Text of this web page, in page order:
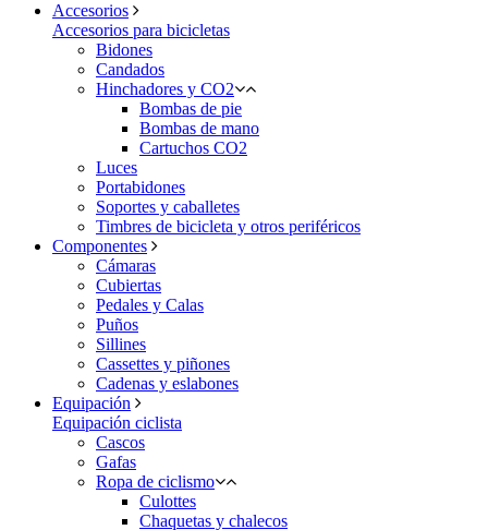
Accesorios
Accesorios para bicicletas
Bidones
Candados
Hinchadores y CO2
Bombas de pie
Bombas de mano
Cartuchos CO2
Luces
Portabidones
Soportes y caballetes
Timbres de bicicleta y otros periféricos
Componentes
Cámaras
Cubiertas
Pedales y Calas
Puños
Sillines
Cassettes y piñones
Cadenas y eslabones
Equipación
Equipación ciclista
Cascos
Gafas
Ropa de ciclismo
Culottes
Chaquetas y chalecos